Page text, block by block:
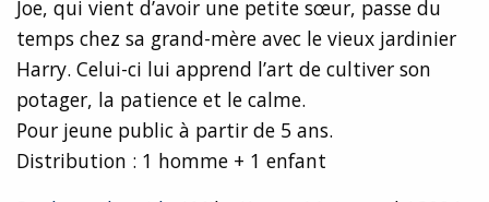
Joe, qui vient d’avoir une petite sœur, passe du
temps chez sa grand-mère avec le vieux jardinier
Harry. Celui-ci lui apprend l’art de cultiver son
potager, la patience et le calme.
Pour jeune public à partir de 5 ans.
Distribution : 1 homme + 1 enfant